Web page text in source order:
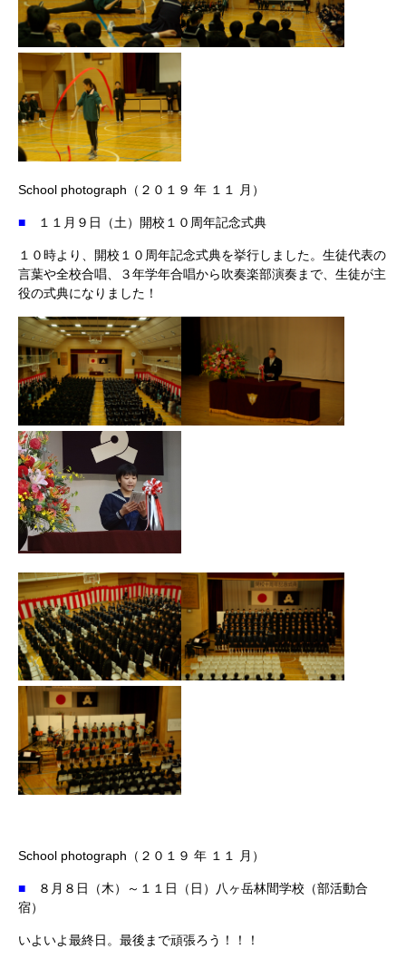
School photograph（２０１９ 年 １１ 月）
■ １１月９日（土）開校１０周年記念式典
１０時より、開校１０周年記念式典を挙行しました。生徒代表の
言葉や全校合唱、３年学年合唱から吹奏楽部演奏まで、生徒が主
役の式典になりました！
School photograph（２０１９ 年 １１ 月）
■
８月８日（木）～１１日（日）八ヶ岳林間学校（部活動合
宿）
いよいよ最終日。最後まで頑張ろう！！！